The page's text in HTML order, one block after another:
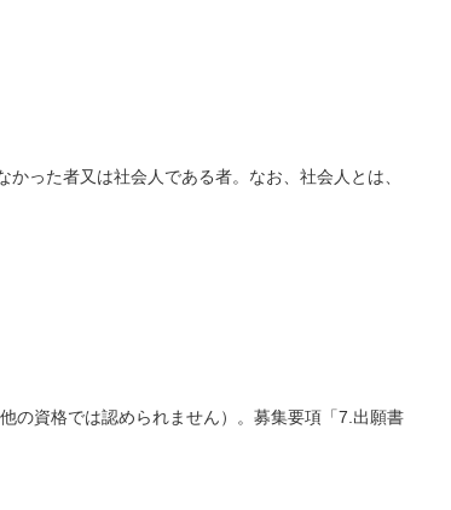
った者又は社会人である者。なお、社会人とは、
の資格では認められません）。募集要項「7.出願書